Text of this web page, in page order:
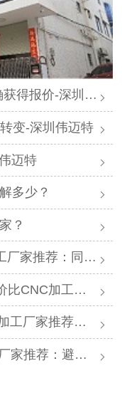
价-深圳伟迈特
变-深圳伟迈特
迈特
多少？
？
度0.01mm实测工艺
同轴度0.01mm推荐
同轴度0.01mm
个品控陷阱的方法